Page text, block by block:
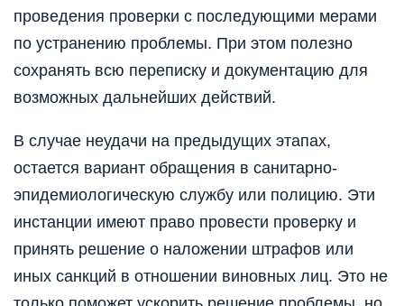
проведения проверки с последующими мерами
по устранению проблемы. При этом полезно
сохранять всю переписку и документацию для
возможных дальнейших действий.
В случае неудачи на предыдущих этапах,
остается вариант обращения в санитарно-
эпидемиологическую службу или полицию. Эти
инстанции имеют право провести проверку и
принять решение о наложении штрафов или
иных санкций в отношении виновных лиц. Это не